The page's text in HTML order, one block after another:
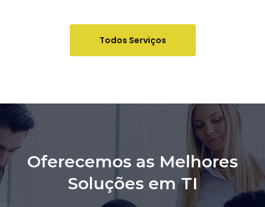
Todos Serviços
Oferecemos as Melhores
Soluções em TI